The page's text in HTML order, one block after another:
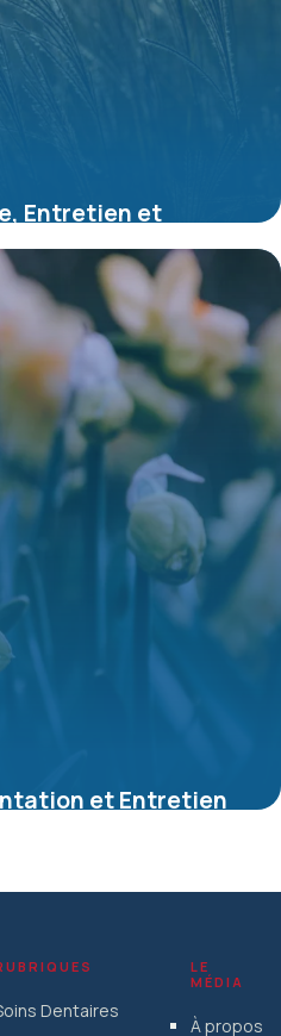
Entretien et
et Entretien
Dentaires
LE
MÉDIA
À propos